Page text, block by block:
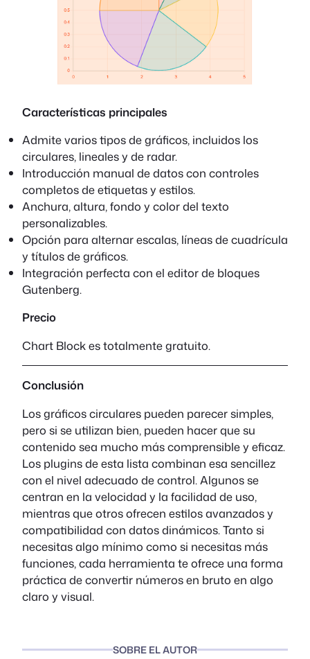
Características principales
Admite varios tipos de gráficos, incluidos los
circulares, lineales y de radar.
Introducción manual de datos con controles
completos de etiquetas y estilos.
Anchura, altura, fondo y color del texto
personalizables.
Opción para alternar escalas, líneas de cuadrícula
y títulos de gráficos.
Integración perfecta con el editor de bloques
Gutenberg.
Precio
Chart Block es totalmente gratuito.
Conclusión
Los gráficos circulares pueden parecer simples,
pero si se utilizan bien, pueden hacer que su
contenido sea mucho más comprensible y eficaz.
Los plugins de esta lista combinan esa sencillez
con el nivel adecuado de control. Algunos se
centran en la velocidad y la facilidad de uso,
mientras que otros ofrecen estilos avanzados y
compatibilidad con datos dinámicos. Tanto si
necesitas algo mínimo como si necesitas más
funciones, cada herramienta te ofrece una forma
práctica de convertir números en bruto en algo
claro y visual.
SOBRE EL AUTOR